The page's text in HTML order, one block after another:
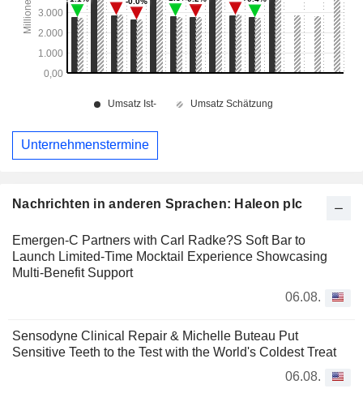
Nachrichten in anderen Sprachen: Haleon plc
Emergen-C Partners with Carl Radke?S Soft Bar to
Launch Limited-Time Mocktail Experience Showcasing
Multi-Benefit Support
06.08.
Sensodyne Clinical Repair & Michelle Buteau Put
Sensitive Teeth to the Test with the World's Coldest Treat
06.08.
Unternehmenstermine